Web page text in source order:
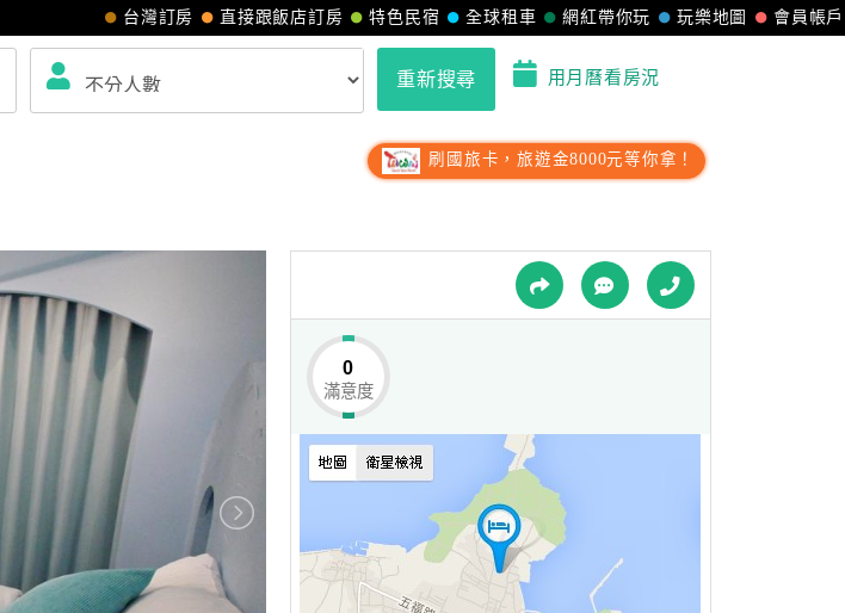
會員帳戶
玩樂地圖
網紅帶你玩
全球租車
特色民宿
直接跟飯店訂房
台灣訂房
重新搜尋 用月曆看房況
刷國旅卡，旅遊金8000元等你拿！
0
滿意度